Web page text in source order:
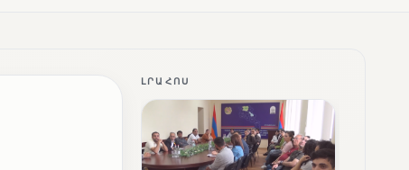
ԼՐԱՀՈՍ